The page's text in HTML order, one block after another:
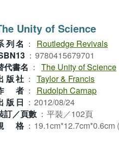
Unity of Science
列名 ：
Routledge Revivals
： 9780415679701
代書名 ： The Unity of Science
版社 ： Taylor & Francis
者 ：
Rudolph Carnap
版日 ： 2012/08/24
訂／頁數 ： 平裝／102頁
格 ： 19.1cm*12.7cm*0.6cm